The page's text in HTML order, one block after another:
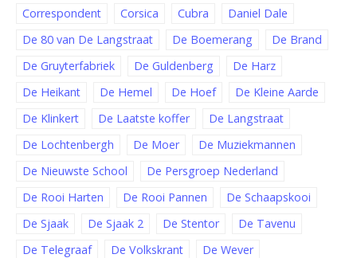
Correspondent
Corsica Cubra
Daniel Dale
De 80 van De Langstraat
De Boemerang
De Brand
De Gruyterfabriek
De Guldenberg
De Harz
De Heikant
De Hemel De Hoef
De Kleine Aarde
De Klinkert
De Laatste koffer
De Langstraat
De Lochtenbergh
De Moer
De Muziekmannen
De Nieuwste School
De Persgroep Nederland
De Rooi Harten
De Rooi Pannen
De Schaapskooi
De Sjaak
De Sjaak 2 De Stentor
De Tavenu
De Telegraaf
De Volkskrant
De Wever